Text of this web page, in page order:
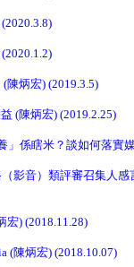
陳炳宏) (2019.3.5)
(陳炳宏) (2019.2.25)
」係瞎米？談如何落實
影音）類評審召集人
宏) (2018.11.28)
(陳炳宏) (2018.10.07)